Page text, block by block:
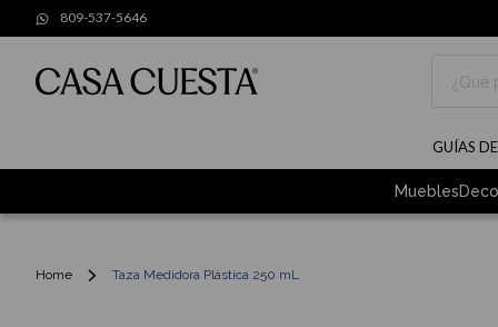
809-537-5646
GUÍAS
Muebles
Home Taza Medidora Plástica 250 mL